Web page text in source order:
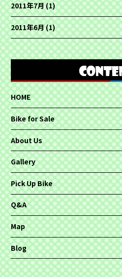
2011年7月(1)
2011年6月(1)
HOME
Bike for Sale
About Us
Gallery
Pick Up Bike
Q&A
Map
Blog